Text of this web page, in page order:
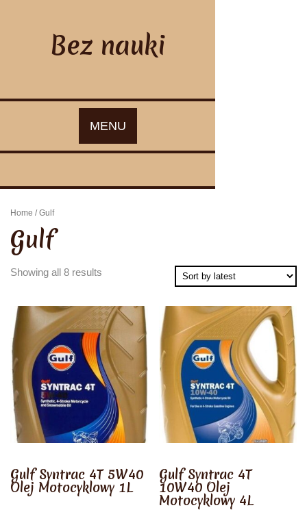
Bez nauki
MENU
Home / Gulf
Gulf
Showing all 8 results
Gulf Syntrac 4T 5W40
Olej Motocyklowy 1L
Gulf Syntrac 4T
10W40 Olej
Motocyklowy 4L